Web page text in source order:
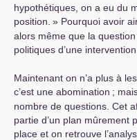
hypothétiques, on a eu du
position. » Pourquoi avoir
alors même que la
politiques d’une intervention
Maintenant on n’a plus à
c’est une abomination ;
nombre de questions. Cet
partie d’un plan mûrement
place et on retrouve